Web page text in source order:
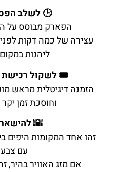
🕒 לשלב
הפארק מבוסס על
עצירה של כמה דקות
ליהנות
🎟️ לשקול רכישת
הזמנה דיגיטלית מראש
וחוסכת זמן
🌇
זהו אחד המקומות היפים
עם
אם מזג האוויר בהיר,